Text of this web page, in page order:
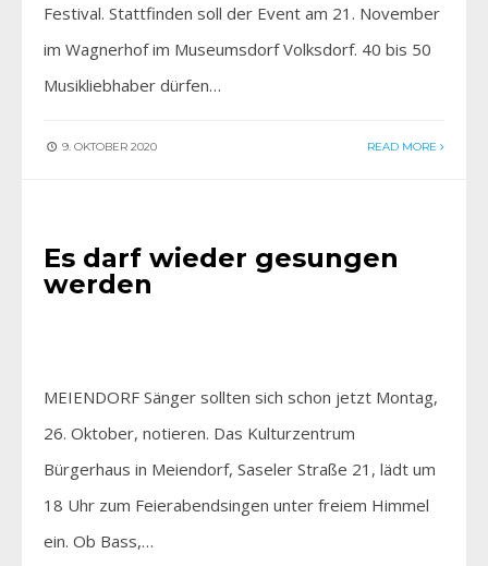
Festival. Stattfinden soll der Event am 21. November
im Wagnerhof im Museumsdorf Volksdorf. 40 bis 50
Musikliebhaber dürfen…
9. OKTOBER 2020 READ MORE
Es darf wieder gesungen
werden
MEIENDORF Sänger sollten sich schon jetzt Montag,
26. Oktober, notieren. Das Kulturzentrum
Bürgerhaus in Meiendorf, Saseler Straße 21, lädt um
18 Uhr zum Feierabendsingen unter freiem Himmel
ein. Ob Bass,…